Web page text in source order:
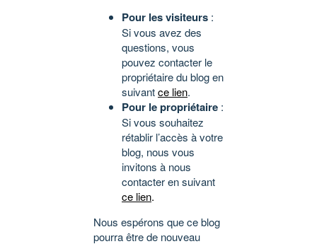
Pour les visiteurs :
Si vous avez des
questions, vous
pouvez contacter le
propriétaire du blog en
suivantce lien.
Pour le propriétaire :
Si vous souhaitez
rétablir l’accès à votre
blog, nous vous
invitons à nous
contacter en suivant
ce lien.
Nous espérons que ce blog
pourra être de nouveau